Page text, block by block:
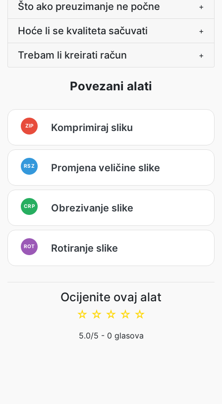
Što ako preuzimanje ne počne +
Hoće li se kvaliteta sačuvati +
Trebam li kreirati račun +
Povezani alati
ZIP Komprimiraj sliku
RSZ Promjena veličine slike
CRP Obrezivanje slike
ROT Rotiranje slike
Ocijenite ovaj alat
☆
☆
☆
☆
☆
5.0/5 - 0 glasova